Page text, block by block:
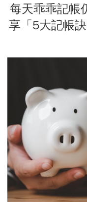
每天乖乖記帳
享「5大記帳